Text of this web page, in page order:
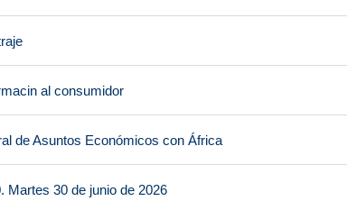
al consumidor
de Asuntos Económicos con África
Martes 30 de junio de 2026